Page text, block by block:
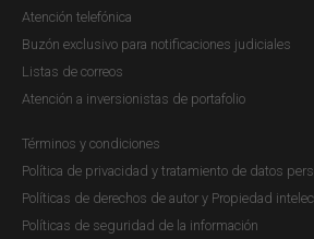
Económica (ESPE) -
Colombiano: Descripción,
Demográficas y Análisis
Macroeconómico
Publicación |VIERNES, 4 DE SEPTIEMBRE DE
Resumen
Atención telefónica
Buzón exclusivo para notificaciones judiciales
Listas de correos
Atención a inversionistas de portafolio
Términos y condiciones
Política de privacidad y tratamiento de datos
Políticas de derechos de autor y Propiedad
Políticas de seguridad de la información